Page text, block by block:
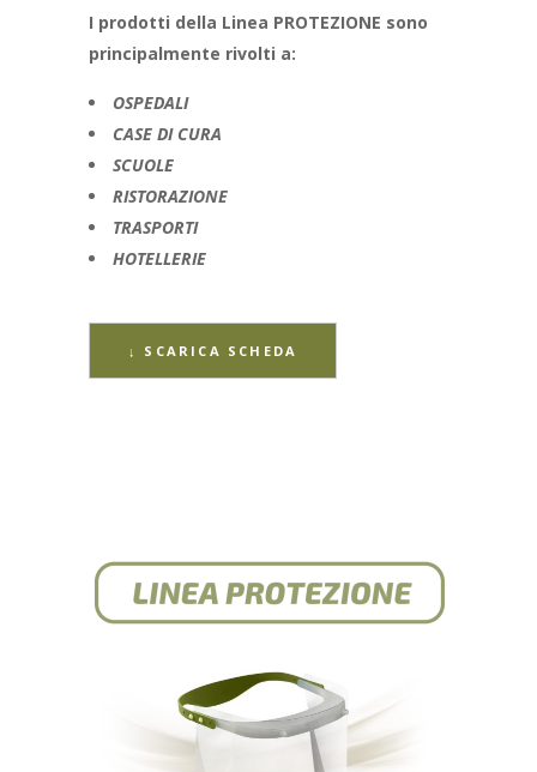
I prodotti della Linea PROTEZIONE sono
principalmente rivolti a:
OSPEDALI
CASE DI CURA
SCUOLE
RISTORAZIONE
TRASPORTI
HOTELLERIE
↓ SCARICA SCHEDA